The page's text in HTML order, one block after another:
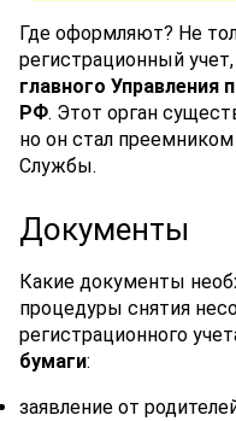
Где оформляют? Не
регистрационный
главного
РФ. Этот орган
но он стал
Службы.
Документы
Какие документы
процедуры снятия
регистрационного
бумаги:
заявление от